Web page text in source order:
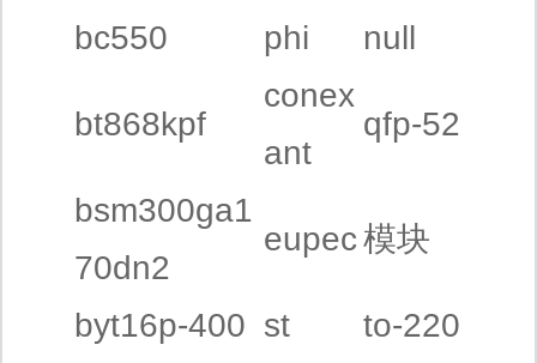
bc550
phi null
bt868kpf
conex
ant
qfp-52
bsm300ga1
70dn2
eupec模块
byt16p-400 st to-220